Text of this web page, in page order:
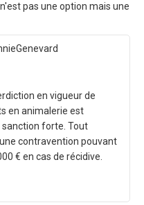
pas une option mais une
en vigueur de
en animalerie est
sanction forte. Tout
contravention pouvant
€ en cas de récidive.